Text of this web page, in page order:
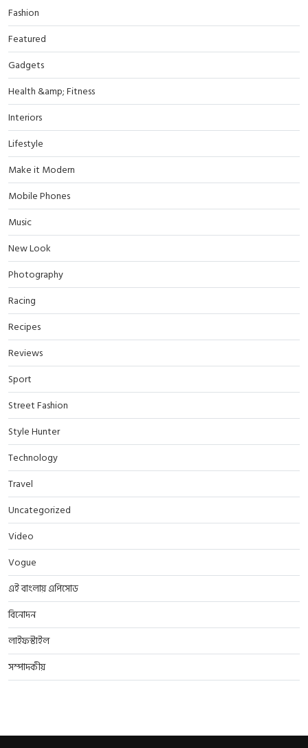
Fashion
Featured
Gadgets
Health &amp; Fitness
Interiors
Lifestyle
Make it Modern
Mobile Phones
Music
New Look
Photography
Racing
Recipes
Reviews
Sport
Street Fashion
Style Hunter
Technology
Travel
Uncategorized
Video
Vogue
এই বাংলায় এপিসোড
বিনোদন
লাইফস্টাইল
সম্পাদকীয়